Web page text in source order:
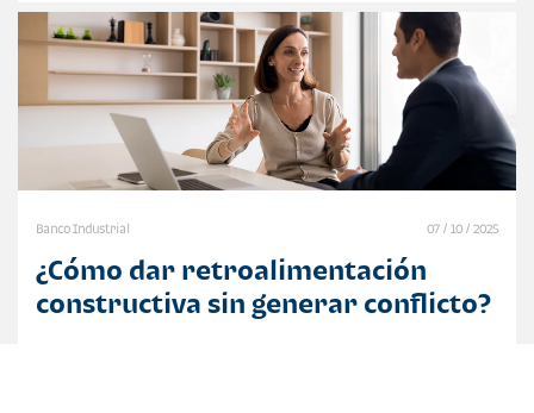
Banco Industrial 07 / 10 / 2025
¿Cómo dar retroalimentación
constructiva sin generar conflicto?